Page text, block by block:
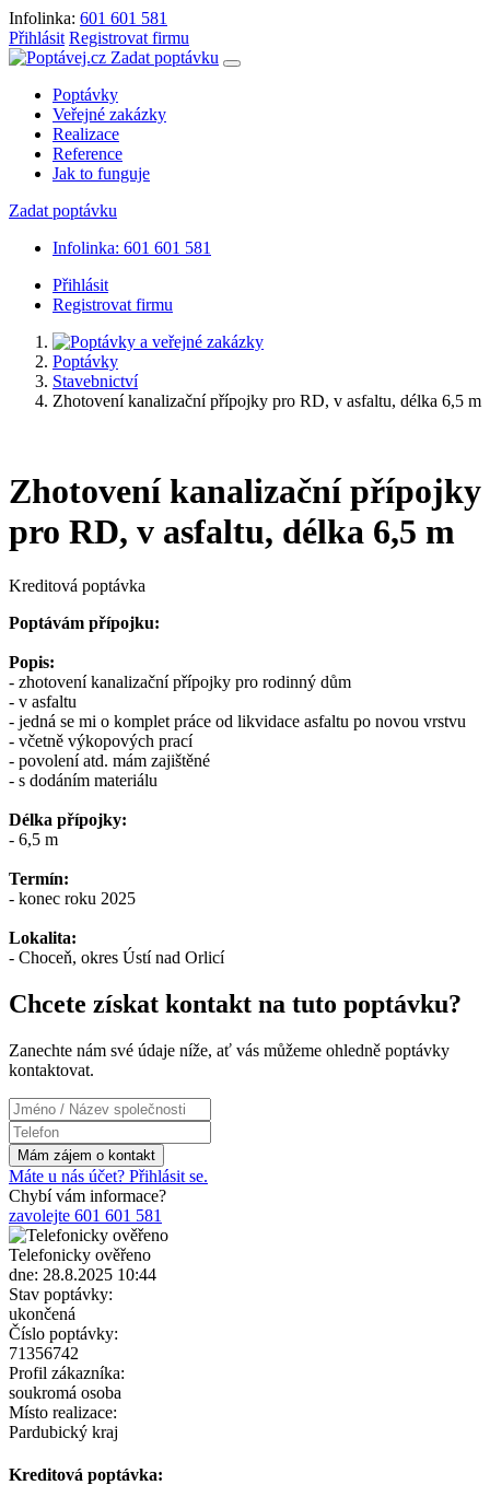
Infolinka: 601 601 581
Přihlásit Registrovat firmu
Zadat poptávku
Poptávky
Veřejné zakázky
Realizace
Reference
Jak to funguje
Zadat poptávku
Infolinka: 601 601 581
Přihlásit
Registrovat firmu
Poptávky
Stavebnictví
Zhotovení kanalizační přípojky pro RD, v asfaltu, délka 6,5 m
Zhotovení kanalizační přípojky
pro RD, v asfaltu, délka 6,5 m
Kreditová poptávka
Poptávám přípojku:
Popis:
- zhotovení kanalizační přípojky pro rodinný dům
- v asfaltu
- jedná se mi o komplet práce od likvidace asfaltu po novou vrstvu
- včetně výkopových prací
- povolení atd. mám zajištěné
- s dodáním materiálu
Délka přípojky:
- 6,5 m
Termín:
- konec roku 2025
Lokalita:
- Choceň, okres Ústí nad Orlicí
Chcete získat kontakt na tuto poptávku?
Zanechte nám své údaje níže, ať vás můžeme ohledně poptávky
kontaktovat.
Máte u nás účet? Přihlásit se.
Chybí vám informace?
zavolejte 601 601 581
Telefonicky ověřeno
dne: 28.8.2025 10:44
Stav poptávky:
ukončená
Číslo poptávky:
71356742
Profil zákazníka:
soukromá osoba
Místo realizace:
Pardubický kraj
Kreditová poptávka: